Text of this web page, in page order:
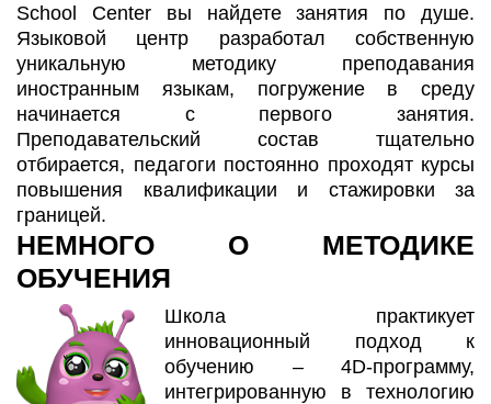
School Center вы найдете занятия по душе.
Языковой центр разработал собственную
уникальную методику преподавания
иностранным языкам, погружение в среду
начинается с первого занятия.
Преподавательский состав тщательно
отбирается, педагоги постоянно проходят курсы
повышения квалификации и стажировки за
границей.
НЕМНОГО О МЕТОДИКЕ
ОБУЧЕНИЯ
Школа практикует
инновационный подход к
обучению – 4D-программу,
интегрированную в технологию